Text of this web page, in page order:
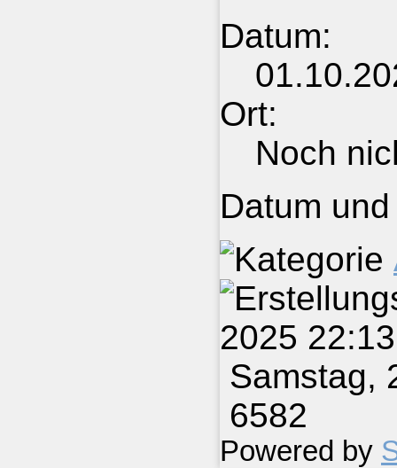
Datum:
Ort:
Noch
Datum
2025
Samstag,
6582
Powered by